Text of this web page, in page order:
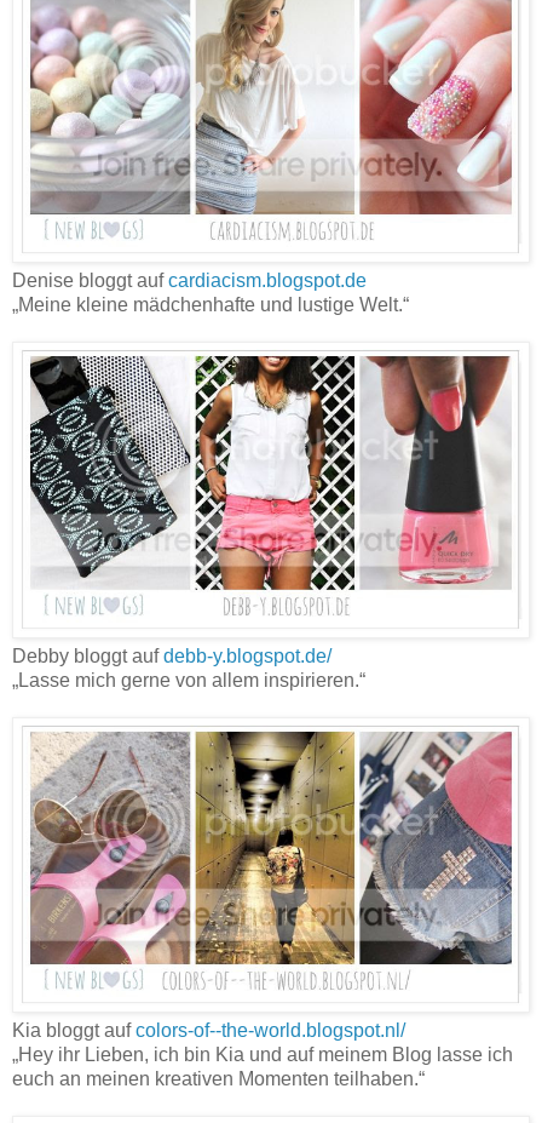
Denise bloggt aufcardiacism.blogspot.de
„Meine kleine mädchenhafte und lustige Welt.“
Debby bloggt aufdebb-y.blogspot.de/
„Lasse mich gerne von allem inspirieren.“
Kia bloggt aufcolors-of--the-world.blogspot.nl/
„Hey ihr Lieben, ich bin Kia und auf meinem Blog lasse ich
euch an meinen kreativen Momenten teilhaben.“